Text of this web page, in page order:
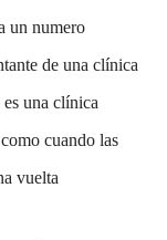
un numero
de una clínica
una clínica
cuando las
vuelta